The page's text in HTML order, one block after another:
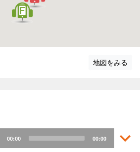
いろいろな方向から眺めるのがメイ
回り、歴史の長さに思いを馳せた
てください。
地図をみる
00:00 00:00 keyboard_arrow_down